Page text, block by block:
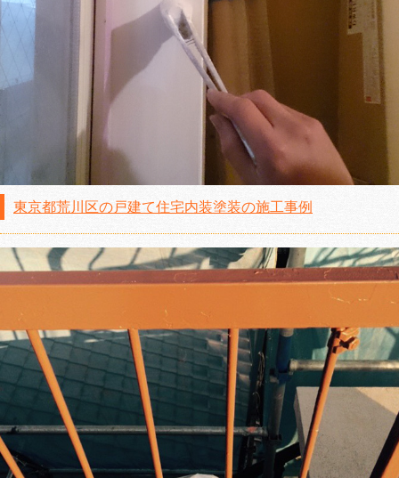
東京都荒川区の戸建て住宅内装塗装の施工事例